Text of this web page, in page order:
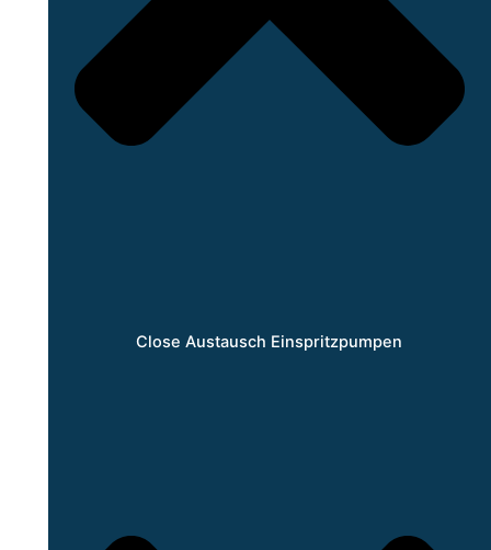
Close Austausch Einspritzpumpen